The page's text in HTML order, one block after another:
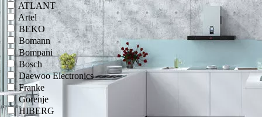
ATLANT
Artel
BEKO
Bomann
Bompani
Bosch
Daewoo Electronics
Franke
Gorenje
HIBERG